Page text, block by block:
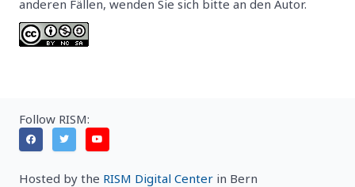
anderen Fällen, wenden Sie sich bitte an den Autor.
Follow RISM:
Hosted by the RISM Digital Center in Bern